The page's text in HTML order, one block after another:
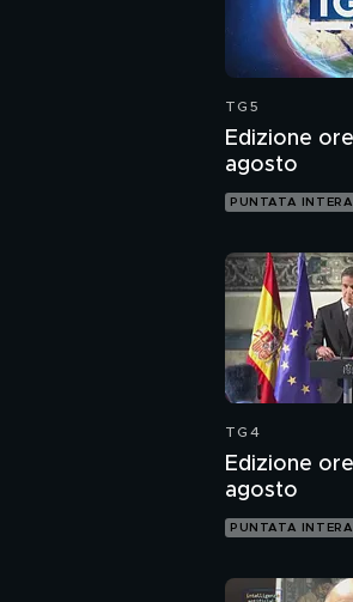
TG5
Edizione
agosto
PUNTATA INTERA
TG4
Edizione
agosto
PUNTATA INTERA